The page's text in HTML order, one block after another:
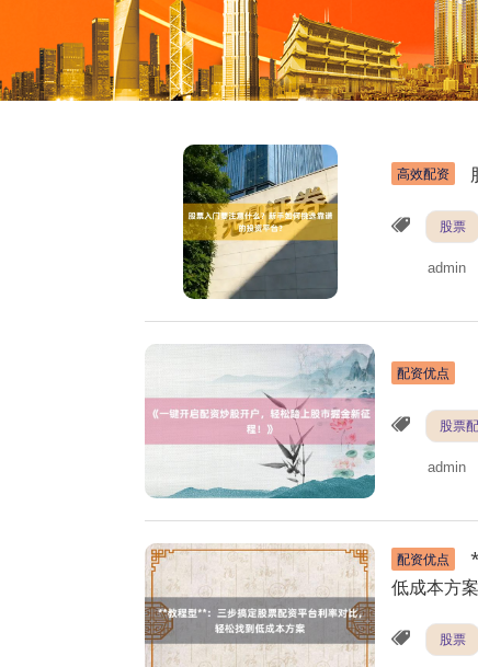
高效配资
股票
admin
配资优点
股票
admin
配资优点
低成本方案
股票